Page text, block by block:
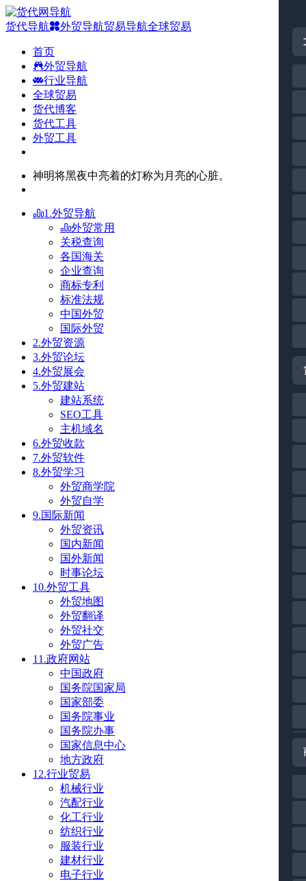
货代导航 外贸导航贸易导航全球贸易
首页
外贸导航
行业导航
全球贸易
货代博客
货代工具
外贸工具
神明将黑夜中亮着的灯称为月亮的心脏。
1.外贸导航
外贸常用
关税查询
各国海关
企业查询
商标专利
标准法规
中国外贸
国际外贸
2.外贸资源
3.外贸论坛
4.外贸展会
5.外贸建站
建站系统
SEO工具
主机域名
6.外贸收款
7.外贸软件
8.外贸学习
外贸商学院
外贸自学
9.国际新闻
外贸资讯
国内新闻
国外新闻
时事论坛
10.外贸工具
外贸地图
外贸翻译
外贸社交
外贸广告
11.政府网站
中国政府
国务院国家局
国家部委
国务院事业
国务院办事
国家信息中心
地方政府
12.行业贸易
机械行业
汽配行业
化工行业
纺织行业
服装行业
建材行业
电子行业